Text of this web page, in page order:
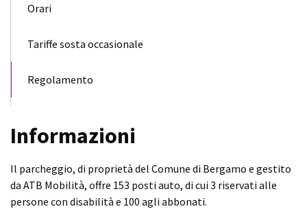
Orari
Tariffe sosta occasionale
Regolamento
Informazioni
Il parcheggio, di proprietà del Comune di Bergamo e gestito
da ATB Mobilità, offre 153 posti auto, di cui 3 riservati alle
persone con disabilità e 100 agli abbonati.